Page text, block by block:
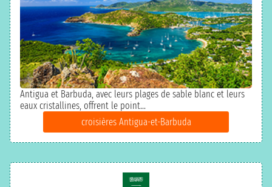
Antigua et Barbuda, avec leurs plages de sable blanc et leurs
eaux cristallines, offrent le point...
croisières Antigua-et-Barbuda